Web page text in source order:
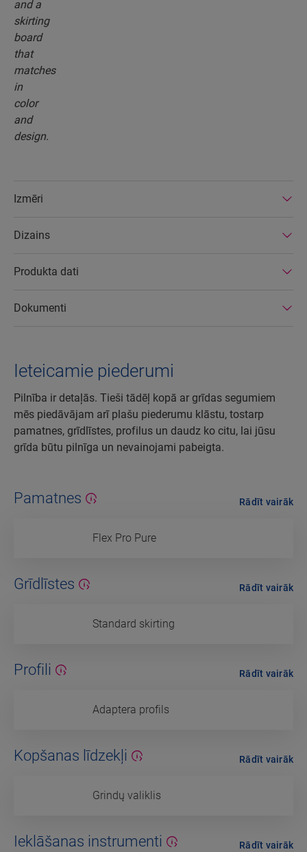
Izmēri
Dizains
Produkta dati
Dokumenti
Ieteicamie piederumi
Pilnība ir detaļās. Tieši tādēļ kopā ar grīdas segumiem
mēs piedāvājam arī plašu piederumu klāstu, tostarp
pamatnes, grīdlīstes, profilus un daudz ko citu, lai jūsu
grīda būtu pilnīga un nevainojami pabeigta.
Pamatnes
Flex Pro Pure
Rādīt vairāk
Grīdlīstes
Standard skirting
Rādīt vairāk
Profili
Adaptera profils
Rādīt vairāk
Kopšanas līdzekļi
Grindų valiklis
Rādīt vairāk
Ieklāšanas instrumenti Rādīt vairāk